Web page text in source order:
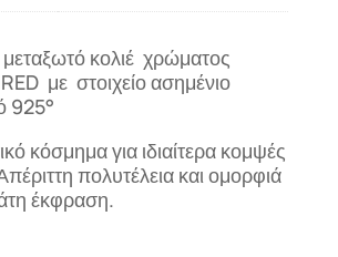
μεταξωτό κολιέ χρώματος
με στοιχείο ασημένιο
925°
κόσμημα για ιδιαίτερα κομψές
πολυτέλεια και ομορφιά
έκφραση.